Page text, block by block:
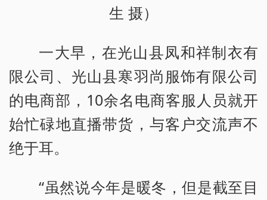
生 摄）
一大早，在光山县凤和祥制衣有
限公司、光山县寒羽尚服饰有限公司
的电商部，10余名电商客服人员就开
始忙碌地直播带货，与客户交流声不
绝于耳。
“虽然说今年是暖冬，但是截至目